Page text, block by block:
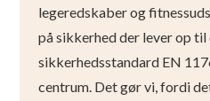
legeredskaber og
på sikkerhed der lever op
sikkerhedsstandard EN
centrum. Det gør vi, fordi